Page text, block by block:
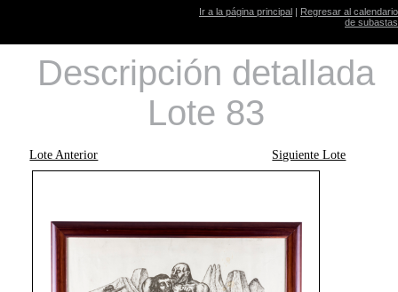
Ir a la página principal | Regresar al calendario
de subastas
Descripción detallada
Lote 83
Lote Anterior Siguiente Lote